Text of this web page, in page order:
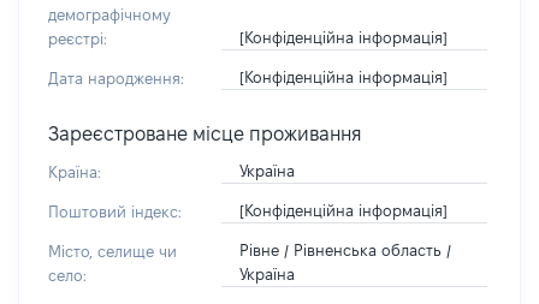
демографічному
реєстрі:
[Конфіденційна інформація]
Дата народження: [Конфіденційна інформація]
Зареєстроване місце проживання
Країна: Україна
Поштовий індекс: [Конфіденційна інформація]
Місто, селище чи
село:
Рівне / Рівненська область /
Україна